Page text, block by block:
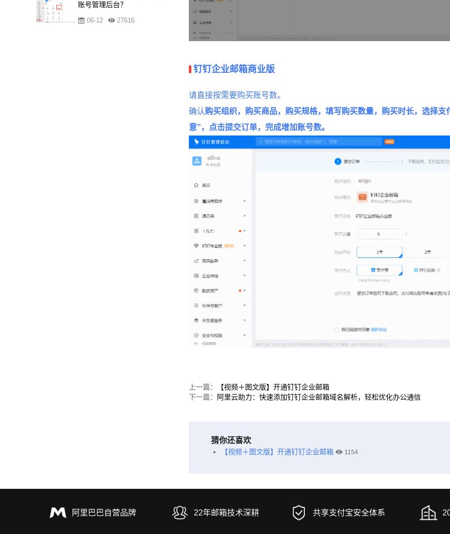
钉钉企业邮箱商业版
请直接按需要购买账号数。
确认购买组织，购买商品，购买规格，填写购买数量，购买时长，选择
意”，点击提交订单，完成增加账号数。
上一篇：
【视频＋图文版】开通钉钉企业邮箱
下一篇：
阿里云助力：快速添加钉钉企业邮箱域名解析，轻松优化办公通信
猜你还喜欢
【视频＋图文版】开通钉钉企业邮箱 1154
账号管理后台？
06-12 27616
阿里巴巴自营品牌 22年邮箱技术深耕 共享支付宝安全体系